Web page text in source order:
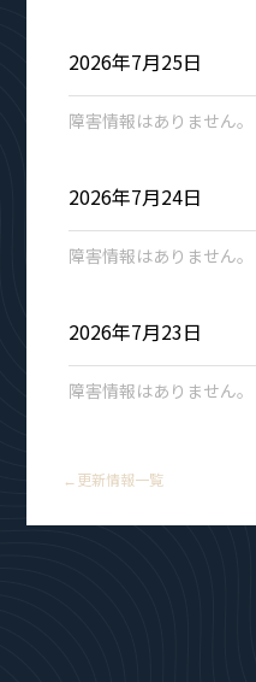
2026年7月25日
障害情報はありません。
2026年7月24日
障害情報はありません。
2026年7月23日
障害情報はありません。
← 更新情報一覧